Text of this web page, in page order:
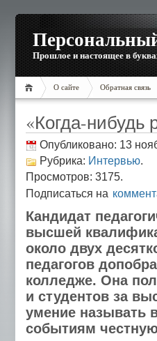
Прошлое и настоящее в
О сайте Обратная связь
«Когда-нибудь
Опубликовано: 13
Рубрика: Интервью.
Просмотров: 3175.
Подписаться на
Кандидат
высшей
около двух
педагогов
колледже. Она
и студентов за
умение называть
событиям